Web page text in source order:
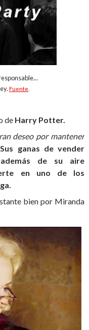
Fuente
de Harry Potter.
deseo por mantener
ganas de vender
de su aire
en uno de los
bien por Miranda